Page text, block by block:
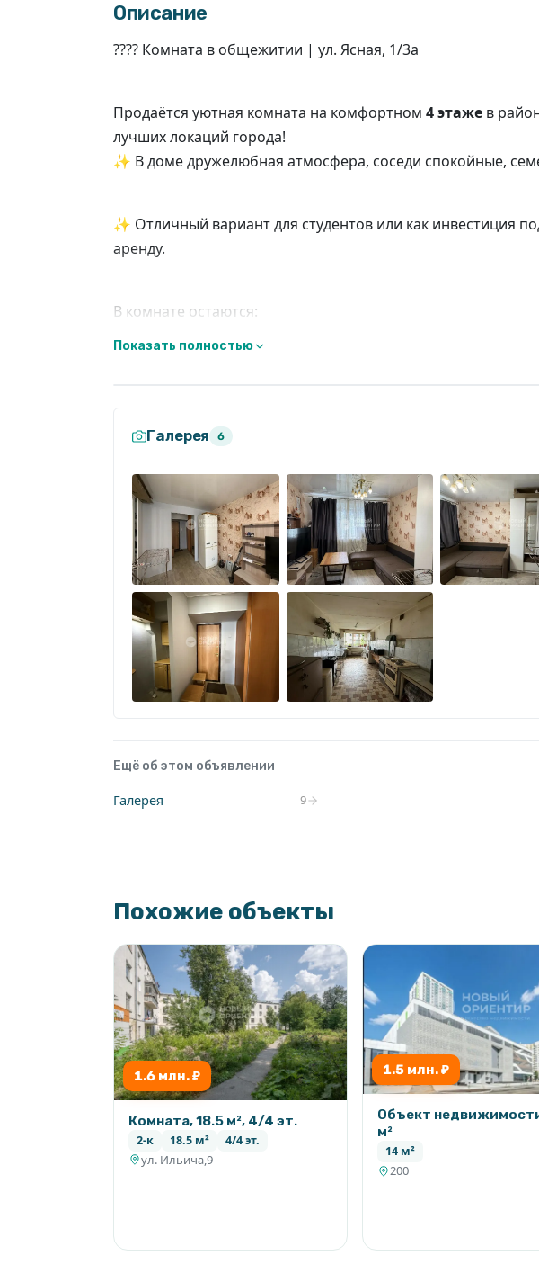
Описание
???? Комната в общежитии | ул. Ясная, 1/3а
Продаётся уютная комната на комфортном 4 этаже в
лучших локаций города!
✨ В доме дружелюбная атмосфера, соседи спокойные,
✨ Отличный вариант для студентов или как инвестиция
аренду.
В комнате остаются:
холодильник
На общей территории имеются плиты и стиральные
???? Главное преимущество — расположение:
Рядом остановки общественного транспорта, магазины,
заведения и вся необходимая инфраструктура для
???? РЕАЛЬНОМУ ПОКУПАТЕЛЮ ТОРГ!
Быстрая продажа!
???? Звоните и записывайтесь на просмотр!
Показать полностью
Галерея 6
Ещё об этом объявлении
Галерея 9
Похожие объекты
1.6 млн. ₽
Комната, 18.5 м², 4/4 эт.
2-к 18.5 м² 4/4 эт.
ул. Ильича,9
1.5 млн. ₽
Объект
м²
14 м²
200